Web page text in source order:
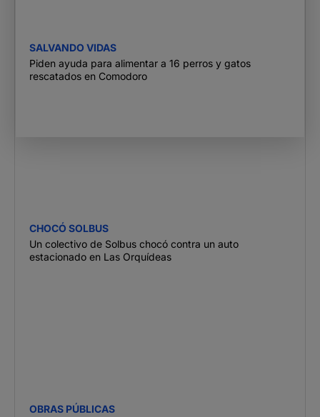
SALVANDO VIDAS
Piden ayuda para alimentar a 16 perros y gatos
rescatados en Comodoro
CHOCÓ SOLBUS
Un colectivo de Solbus chocó contra un auto
estacionado en Las Orquídeas
OBRAS PÚBLICAS